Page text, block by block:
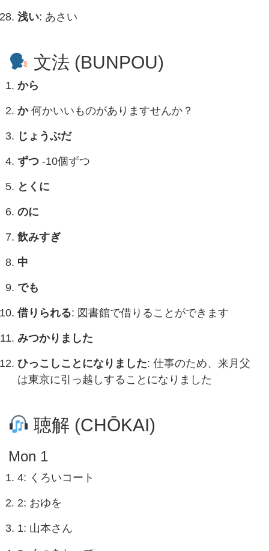
浅い: あさい
文法 (BUNPOU)
から
か何かいいものがありますせんか？
じょうぶだ
ずつ -10個ずつ
とくに
のに
飲みすぎ
中
でも
借りられる: 図書館で借りることができます
みつかりました
ひっこしことになりました: 仕事のため、来月父
は東京に引っ越しすることになりました
聴解 (CHŌKAI)
Mon 1
4: くろいコート
2: おゆを
1: 山本さん